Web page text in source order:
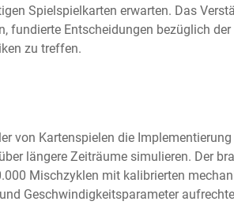
Spielspielkarten erwarten. Das
fundierte Entscheidungen bezüglich der
zu treffen.
von Kartenspielen die
längere Zeiträume simulieren. Der
Mischzyklen mit kalibrierten
Geschwindigkeitsparameter